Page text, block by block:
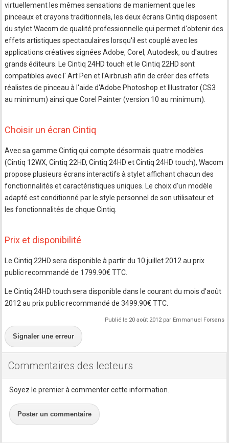
virtuellement les mêmes sensations de maniement que les
pinceaux et crayons traditionnels, les deux écrans Cintiq disposent
du stylet Wacom de qualité professionnelle qui permet d'obtenir des
effets artistiques spectaculaires lorsqu'il est couplé avec les
applications créatives signées Adobe, Corel, Autodesk, ou d'autres
grands éditeurs. Le Cintiq 24HD touch et le Cintiq 22HD sont
compatibles avec l' Art Pen et l'Airbrush afin de créer des effets
réalistes de pinceau à l'aide d'Adobe Photoshop et Illustrator (CS3
au minimum) ainsi que Corel Painter (version 10 au minimum).
Choisir un écran Cintiq
Avec sa gamme Cintiq qui compte désormais quatre modèles
(Cintiq 12WX, Cintiq 22HD, Cintiq 24HD et Cintiq 24HD touch), Wacom
propose plusieurs écrans interactifs à stylet affichant chacun des
fonctionnalités et caractéristiques uniques. Le choix d'un modèle
adapté est conditionné par le style personnel de son utilisateur et
les fonctionnalités de chque Cintiq.
Prix et disponibilité
Le Cintiq 22HD sera disponible à partir du 10 juillet 2012 au prix
public recommandé de 1799.90€ TTC.
Le Cintiq 24HD touch sera disponible dans le courant du mois d'août
2012 au prix public recommandé de 3499.90€ TTC.
Publié le 20 août 2012 par Emmanuel Forsans
Signaler une erreur
Commentaires des lecteurs
Soyez le premier à commenter cette information.
Poster un commentaire